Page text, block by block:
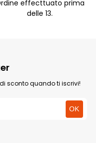
effecttuato prima
delle 13.
di sconto quando ti iscrivi!